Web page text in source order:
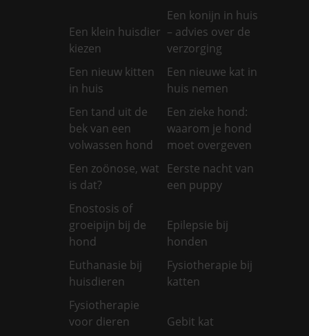
Een klein huisdier
kiezen
Een konijn in huis
– advies over de
verzorging
Een nieuw kitten
in huis
Een nieuwe kat in
huis nemen
Een tand uit de
bek van een
volwassen hond
Een zieke hond:
waarom je hond
moet overgeven
Een zoönose, wat
is dat?
Eerste nacht van
een puppy
Enostosis of
groeipijn bij de
hond
Epilepsie bij
honden
Euthanasie bij
huisdieren
Fysiotherapie bij
katten
Fysiotherapie
voor dieren
Gebit kat